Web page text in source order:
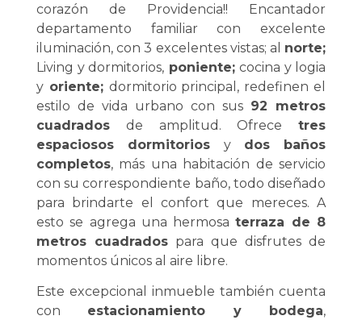
corazón de Providencia!! Encantador
departamento familiar con excelente
iluminación, con 3 excelentes vistas; al norte;
Living y dormitorios, poniente; cocina y logia
y oriente; dormitorio principal, redefinen el
estilo de vida urbano con sus 92 metros
cuadrados de amplitud. Ofrece tres
espaciosos dormitorios y dos baños
completos, más una habitación de servicio
con su correspondiente baño, todo diseñado
para brindarte el confort que mereces. A
esto se agrega una hermosaterraza de 8
metros cuadrados para que disfrutes de
momentos únicos al aire libre.
Este excepcional inmueble también cuenta
con estacionamiento y bodega,